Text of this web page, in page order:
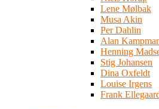
Lene Mølbak
Musa Akin
Per Dahlin
Alan
Henning
Stig Johansen
Dina Oxfeldt
Louise Irgens
Frank